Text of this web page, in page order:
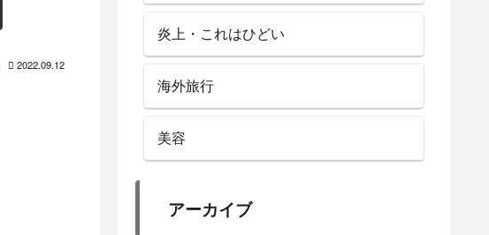
2022.09.12
炎上・これはひどい
海外旅行
美容
アーカイブ